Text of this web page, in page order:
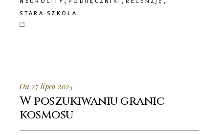
STARA SZKOŁA
On 27 lipca 2025
W poszukiwaniu granic
kosmosu